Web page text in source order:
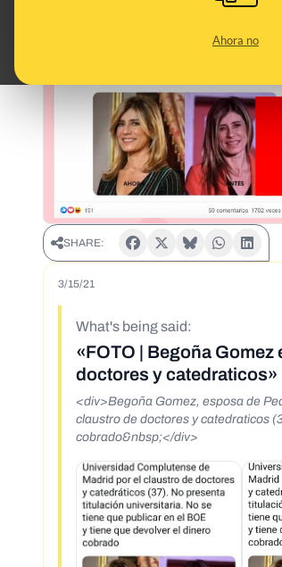
Ahora no
SHARE:
3/15/21
What's being said:
«FOTO | Begoña
doctores y catedraticos»
<div>Begoña Gomez, esposa de
claustro de doctores y catedraticos
cobrado&nbsp;</div>